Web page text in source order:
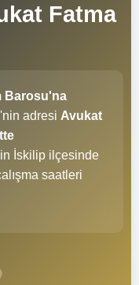
Fatma
Barosu'na
adresi Avukat
İskilip ilçesinde
saatleri